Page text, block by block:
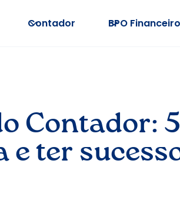
Contador BPO Financeiro
Contador:
e ter